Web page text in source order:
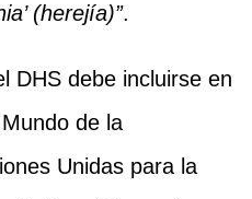
(herejía)”.
DHS debe incluirse en
de la
Unidas para la